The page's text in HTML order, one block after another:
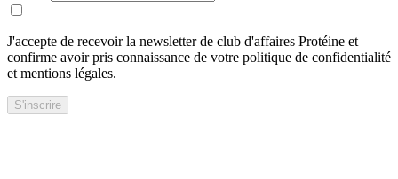
J'accepte de recevoir la newsletter de club d'affaires Protéine et
confirme avoir pris connaissance de votre politique de confidentialité
et mentions légales.
S'inscrire